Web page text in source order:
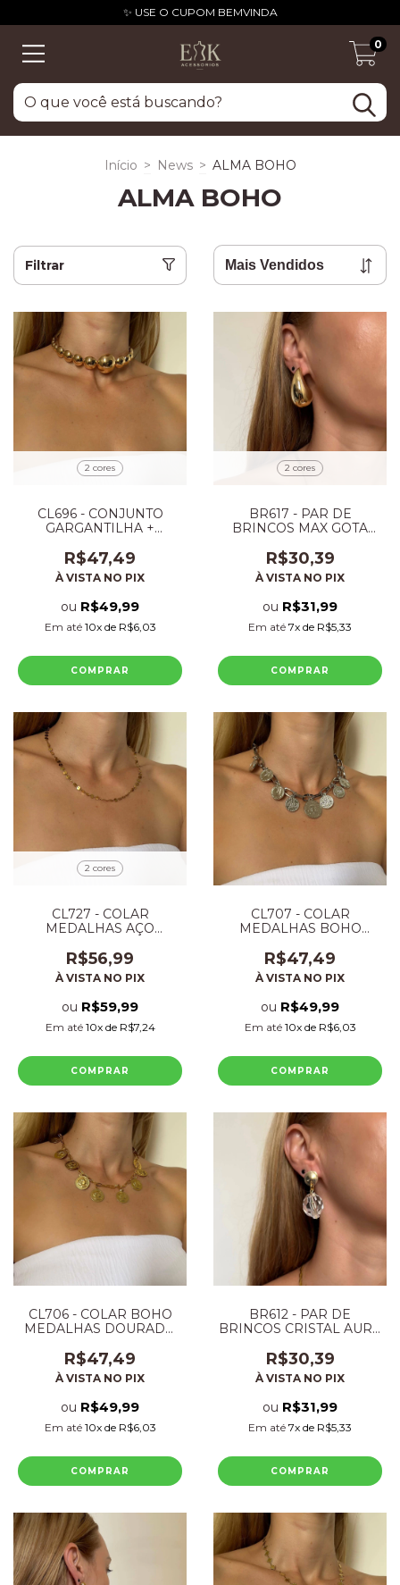
✨ USE O CUPOM BEMVINDA
0
Início > News > ALMA BOHO
ALMA BOHO
Filtrar
2 cores
CL696 - CONJUNTO
GARGANTILHA +
FOLHEADO
R$47,49
À VISTA NO PIX
ou R$49,99
Em até 10x de R$6,03
COMPRAR
2 cores
BR617 - PAR DE
BRINCOS MAX GOTA
R$30,39
À VISTA NO PIX
ou R$31,99
Em até 7x de R$5,33
COMPRAR
2 cores
CL727 - COLAR
MEDALHAS AÇO
R$56,99
À VISTA NO PIX
ou R$59,99
Em até 10x de R$7,24
COMPRAR
CL707 - COLAR
MEDALHAS BOHO
R$47,49
À VISTA NO PIX
ou R$49,99
Em até 10x de R$6,03
COMPRAR
CL706 - COLAR BOHO
MEDALHAS DOURADO
R$47,49
À VISTA NO PIX
ou R$49,99
Em até 10x de R$6,03
COMPRAR
BR612 - PAR DE
BRINCOS CRISTAL AURA
R$30,39
À VISTA NO PIX
ou R$31,99
Em até 7x de R$5,33
COMPRAR